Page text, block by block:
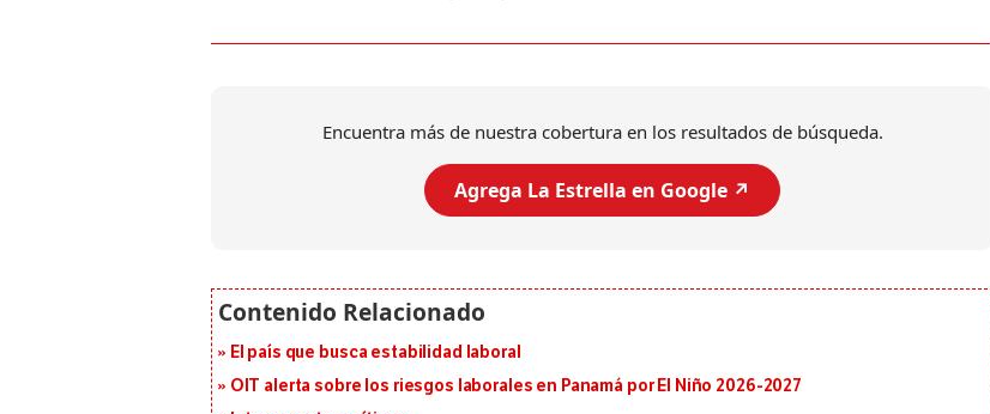
Encuentra más de nuestra cobertura en los resultados de búsqueda.
Agrega La Estrella en Google ↗️
El país que busca estabilidad laboral
OIT alerta sobre los riesgos laborales en Panamá por El Niño 2026-2027